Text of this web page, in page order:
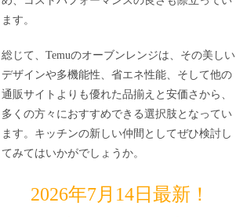
ます。
総じて、Temuのオーブンレンジは、その美しい
デザインや多機能性、省エネ性能、そして他の
通販サイトよりも優れた品揃えと安価さから、
多くの方々におすすめできる選択肢となってい
ます。キッチンの新しい仲間としてぜひ検討し
てみてはいかがでしょうか。
2026年7月14日最新！